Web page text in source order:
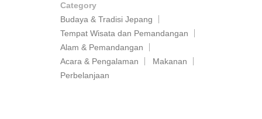
Category
Budaya & Tradisi Jepang
Tempat Wisata dan Pemandangan
Alam & Pemandangan
Acara & Pengalaman
Makanan
Perbelanjaan